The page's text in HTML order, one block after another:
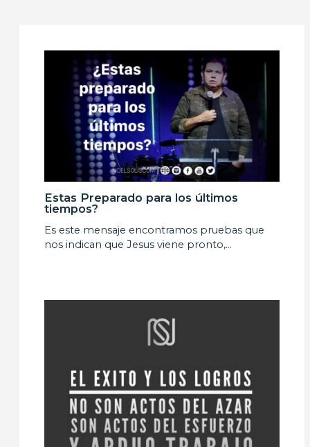
Estas Preparado para los últimos
tiempos?
Es este mensaje encontramos pruebas que
nos indican que Jesus viene pronto,…